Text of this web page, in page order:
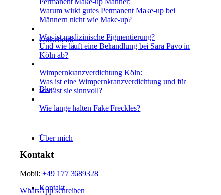
Gutscheine
Blog
Über mich
Kontakt
Permanent Make-up Männer:
Warum wirkt gutes Permanent Make-up bei
Männern nicht wie Make-up?
Was ist medizinische Pigmentierung?
Und wie läuft eine Behandlung bei Sara Pavo in
Köln ab?
Wimpernkranz­verdichtung Köln:
Was ist eine Wimpernkranz­verdichtung und für
wen ist sie sinnvoll?
Wie lange halten Fake Freckles?
Kontakt
Mobil:+49 177 3689328
WhatsApp schreiben